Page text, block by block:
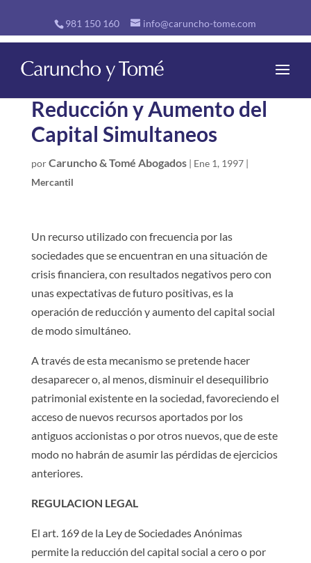
981 150 160 info@caruncho-tome.com
Reducción y Aumento del
Capital Simultaneos
porCaruncho & Tomé Abogados| Ene 1, 1997|
Mercantil
Un recurso utilizado con frecuencia por las
sociedades que se encuentran en una situación de
crisis financiera, con resultados negativos pero con
unas expectativas de futuro positivas, es la
operación de reducción y aumento del capital social
de modo simultáneo.
A través de esta mecanismo se pretende hacer
desaparecer o, al menos, disminuir el desequilibrio
patrimonial existente en la sociedad, favoreciendo el
acceso de nuevos recursos aportados por los
antiguos accionistas o por otros nuevos, que de este
modo no habrán de asumir las pérdidas de ejercicios
anteriores.
REGULACION LEGAL
El art. 169 de la Ley de Sociedades Anónimas
permite la reducción del capital social a cero o por